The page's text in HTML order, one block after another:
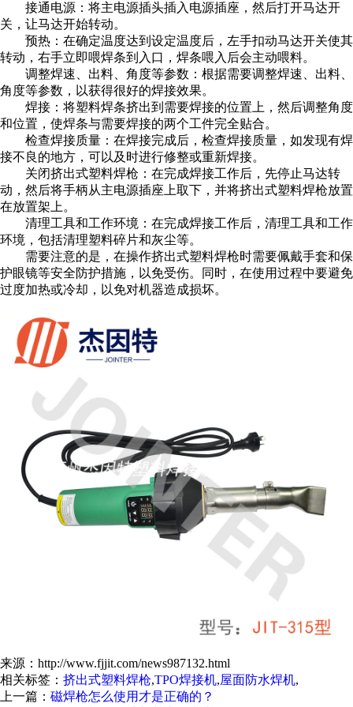
接通电源：将主电源插头插入电源插座，然后打开马达开
关，让马达开始转动。
预热：在确定温度达到设定温度后，左手扣动马达开关使其
转动，右手立即喂焊条到入口，焊条喂入后会主动喂料。
调整焊速、出料、角度等参数：根据需要调整焊速、出料、
角度等参数，以获得很好的焊接效果。
焊接：将塑料焊条挤出到需要焊接的位置上，然后调整角度
和位置，使焊条与需要焊接的两个工件完全贴合。
检查焊接质量：在焊接完成后，检查焊接质量，如发现有焊
接不良的地方，可以及时进行修整或重新焊接。
关闭挤出式塑料焊枪：在完成焊接工作后，先停止马达转
动，然后将手柄从主电源插座上取下，并将挤出式塑料焊枪放置
在放置架上。
清理工具和工作环境：在完成焊接工作后，清理工具和工作
环境，包括清理塑料碎片和灰尘等。
需要注意的是，在操作挤出式塑料焊枪时需要佩戴手套和保
护眼镜等安全防护措施，以免受伤。同时，在使用过程中要避免
过度加热或冷却，以免对机器造成损坏。
来源：http://www.fjjit.com/news987132.html
相关标签： 挤出式塑料焊枪,TPO焊接机,屋面防水焊机,
上一篇： 磁焊枪怎么使用才是正确的？